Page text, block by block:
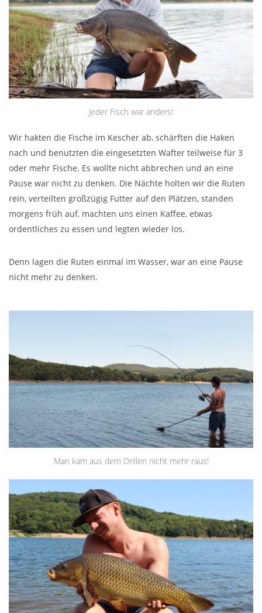
Jeder Fisch war anders!
Wir hakten die Fische im Kescher ab, schärften die Haken
nach und benutzten die eingesetzten Wafter teilweise für 3
oder mehr Fische. Es wollte nicht abbrechen und an eine
Pause war nicht zu denken. Die Nächte holten wir die Ruten
rein, verteilten großzügig Futter auf den Plätzen, standen
morgens früh auf, machten uns einen Kaffee, etwas
ordentliches zu essen und legten wieder los.
Denn lagen die Ruten einmal im Wasser, war an eine Pause
nicht mehr zu denken.
Man kam aus dem Drillen nicht mehr raus!